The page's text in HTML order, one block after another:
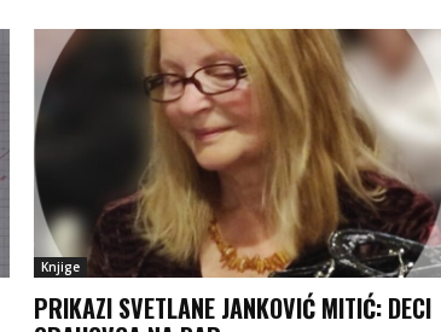
Knjige
PRIKAZI SVETLANE JANKOVIĆ MITIĆ: DECI